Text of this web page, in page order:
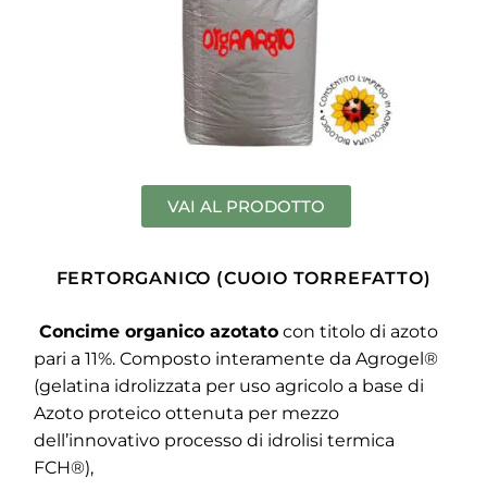
VAI AL PRODOTTO
FERTORGANICO (CUOIO TORREFATTO)
Concime organico azotato con titolo di azoto
pari a 11%. Composto interamente da Agrogel®
(gelatina idrolizzata per uso agricolo a base di
Azoto proteico ottenuta per mezzo
dell’innovativo processo di idrolisi termica
FCH®),